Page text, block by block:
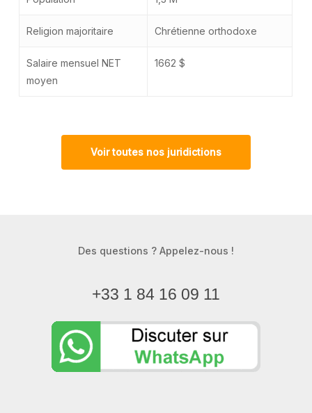
Religion majoritaire Chrétienne orthodoxe
Salaire mensuel NET
moyen
1662 $
Voir toutes nos juridictions
Des questions ? Appelez-nous !
+33 1 84 16 09 11